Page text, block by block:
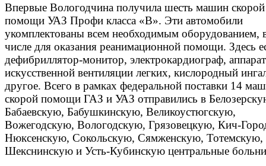
Впервые Вологодчина получила шесть машин скорой
помощи УАЗ Профи класса «В». Эти автомобили
укомплектованы всем необходимым оборудованием,
числе для оказания реанимационной помощи. Здесь
дефибриллятор-монитор, электрокардиограф, аппарат
искусственной вентиляции легких, кислородный
другое. Всего в рамках федеральной поставки 14
скорой помощи ГАЗ и УАЗ отправились в
Бабаевскую, Бабушкинскую, Великоустюгскую,
Вожегодскую, Вологодскую, Грязовецкую, Кич-
Нюксенскую, Сокольскую, Сямженскую, Тотемскую,
Шекснинскую и Усть-Кубинскую центральные